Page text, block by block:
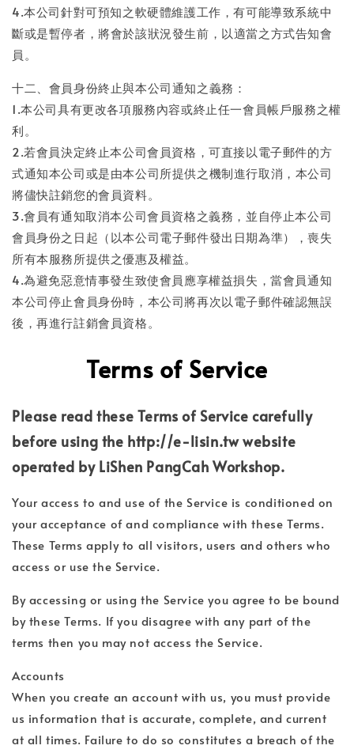
4.本公司針對可預知之軟硬體維護工作，有可能導致系統中
斷或是暫停者，將會於該狀況發生前，以適當之方式告知會
員。
十二、會員身份終止與本公司通知之義務：
1.本公司具有更改各項服務內容或終止任一會員帳戶服務之權
利。
2.若會員決定終止本公司會員資格，可直接以電子郵件的方
式通知本公司或是由本公司所提供之機制進行取消，本公司
將儘快註銷您的會員資料。
3.會員有通知取消本公司會員資格之義務，並自停止本公司
會員身份之日起（以本公司電子郵件發出日期為準），喪失
所有本服務所提供之優惠及權益。
4.為避免惡意情事發生致使會員應享權益損失，當會員通知
本公司停止會員身份時，本公司將再次以電子郵件確認無誤
後，再進行註銷會員資格。
Terms of Service
Please read these Terms of Service carefully
before using the http://e-lisin.tw website
operated by LiShen PangCah Workshop.
Your access to and use of the Service is conditioned on
your acceptance of and compliance with these Terms.
These Terms apply to all visitors, users and others who
access or use the Service.
By accessing or using the Service you agree to be bound
by these Terms. If you disagree with any part of the
terms then you may not access the Service.
Accounts
When you create an account with us, you must provide
us information that is accurate, complete, and current
at all times. Failure to do so constitutes a breach of the